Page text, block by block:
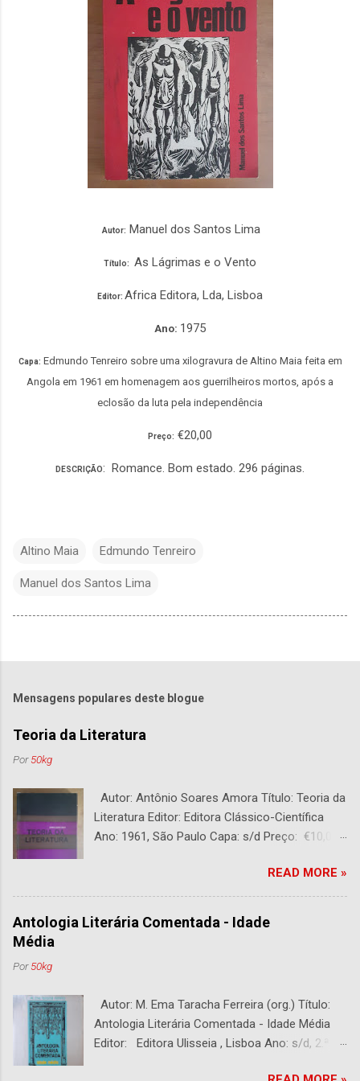
Autor: Manuel dos Santos Lima
Título: As Lágrimas e o Vento
Editor: Africa Editora, Lda, Lisboa
Ano: 1975
Capa: Edmundo Tenreiro sobre uma xilogravura de Altino Maia feita em
Angola em 1961 em homenagem aos guerrilheiros mortos, após a
eclosão da luta pela independência
Preço: €20,00
DESCRIÇÃO: Romance. Bom estado. 296 páginas.
Altino Maia Edmundo Tenreiro
Manuel dos Santos Lima
Mensagens populares deste blogue
Teoria da Literatura
Por50kg
Autor: Antônio Soares Amora Título: Teoria da
Literatura Editor: Editora Clássico-Científica
Ano: 1961, São Paulo Capa: s/d Preço: €10,00
READ MORE »
Antologia Literária Comentada - Idade
Média
Por50kg
Autor: M. Ema Taracha Ferreira (org.) Título:
Antologia Literária Comentada - Idade Média
Editor: Editora Ulisseia , Lisboa Ano: s/d, 2.ª